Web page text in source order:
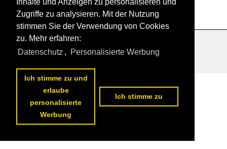
Datenschutzerklärung |Impressum| Kontakt
Inhalte und Anzeigen zu personalisieren und
Zugriffe zu analysieren. Mit der Nutzung
stimmen Sie der Verwendung von Cookies
zu. Mehr erfahren:
Datenschutz , Personalisierte Werbung
Ich stimme zu und
erlaube
personalisierte
Werbung
Ich stimme zu